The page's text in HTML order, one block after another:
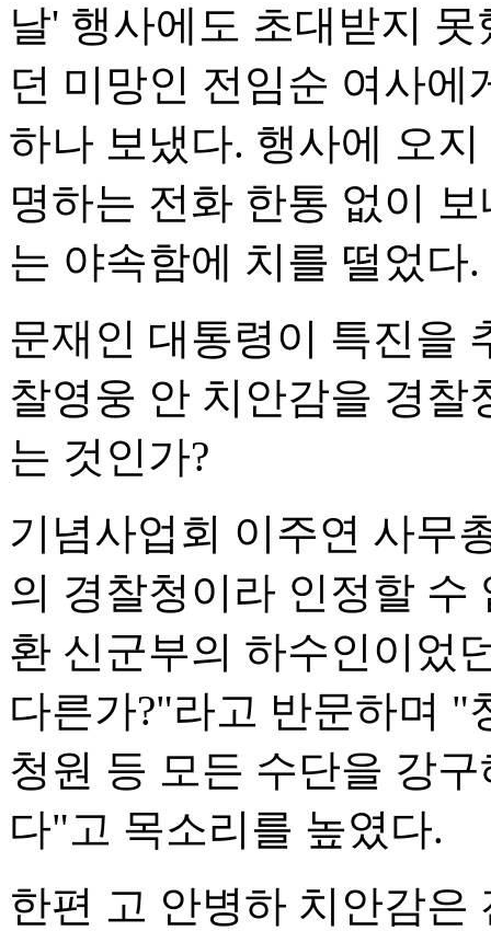
날' 행사에도 초대받지
던 미망인 전임순 여사에
하나 보냈다. 행사에 오
명하는 전화 한통 없이
는 야속함에 치를 떨었다.
문재인 대통령이 특진을
찰영웅 안 치안감을 경찰
는 것인가?
기념사업회 이주연 사무
의 경찰청이라 인정할 수
환 신군부의 하수인이었
다른가?"라고 반문하며 "
청원 등 모든 수단을 강
다"고 목소리를 높였다.
한편 고 안병하 치안감은